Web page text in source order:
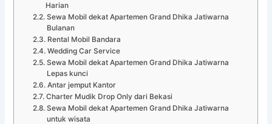
Harian
Sewa Mobil dekat Apartemen Grand Dhika Jatiwarna
Bulanan
Rental Mobil Bandara
Wedding Car Service
Sewa Mobil dekat Apartemen Grand Dhika Jatiwarna
Lepas kunci
Antar jemput Kantor
Charter Mudik Drop Only dari Bekasi
Sewa Mobil dekat Apartemen Grand Dhika Jatiwarna
untuk wisata